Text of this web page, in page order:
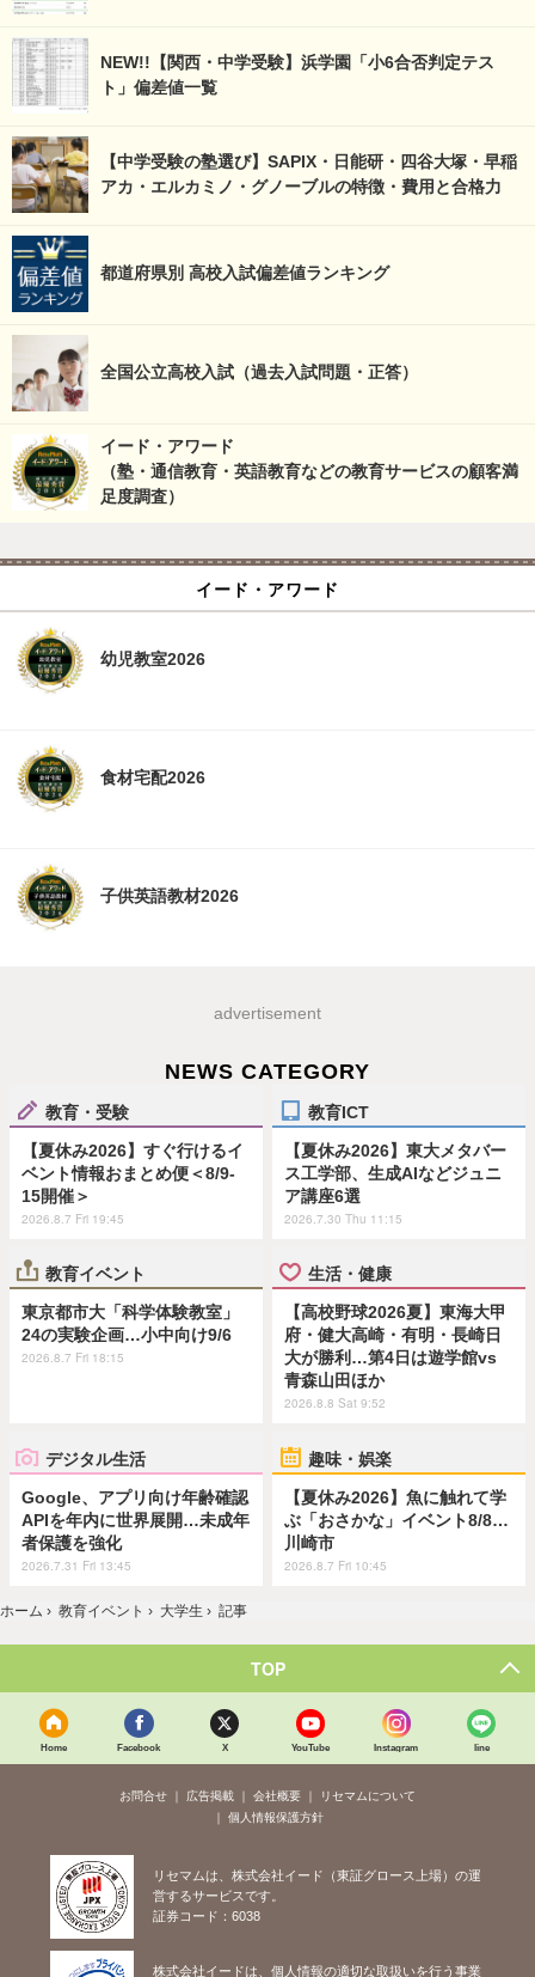
NEW!!【関西・中学受験】浜学園「小6合否判定テス
ト」偏差値一覧
【中学受験の塾選び】SAPIX・日能研・四谷大塚・早稲
アカ・エルカミノ・グノーブルの特徴・費用と合格力
都道府県別 高校入試偏差値ランキング
全国公立高校入試（過去入試問題・正答）
イード・アワード
（塾・通信教育・英語教育などの教育サービスの顧客満
足度調査）
イード・アワード
幼児教室2026
食材宅配2026
子供英語教材2026
advertisement
NEWS CATEGORY
教育・受験
【夏休み2026】すぐ行けるイ
ベント情報おまとめ便＜8/9-
15開催＞
2026.8.7 Fri 19:45
教育ICT
【夏休み2026】東大メタバー
ス工学部、生成AIなどジュニ
ア講座6選
2026.7.30 Thu 11:15
教育イベント
東京都市大「科学体験教室」
24の実験企画…小中向け9/6
2026.8.7 Fri 18:15
生活・健康
【高校野球2026夏】東海大甲
府・健大高崎・有明・長崎日
大が勝利…第4日は遊学館vs
青森山田ほか
2026.8.8 Sat 9:52
デジタル生活
Google、アプリ向け年齢確認
APIを年内に世界展開…未成年
者保護を強化
2026.7.31 Fri 13:45
趣味・娯楽
【夏休み2026】魚に触れて学
ぶ「おさかな」イベント8/8…
川崎市
2026.8.7 Fri 10:45
ホーム › 教育イベント › 大学生 › 記事
TOP
Home Facebook X YouTube Instagram line
お問合せ 広告掲載 会社概要
リセマムについて
個人情報保護方針
リセマムは、株式会社イード（東証グロース上場）の運
営するサービスです。
証券コード：6038
株式会社イードは、個人情報の適切な取扱いを行う事業